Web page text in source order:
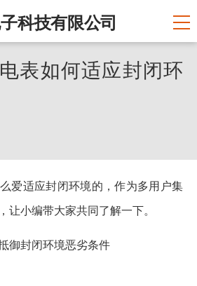
科技有限公司
表如何适应封闭环
爱适应封闭环境的，作为多用户集
让小编带大家共同了解一下。
御封闭环境恶劣条件